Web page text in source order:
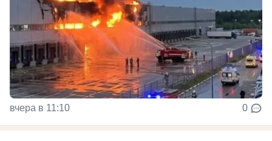
вчера в 11:10 0